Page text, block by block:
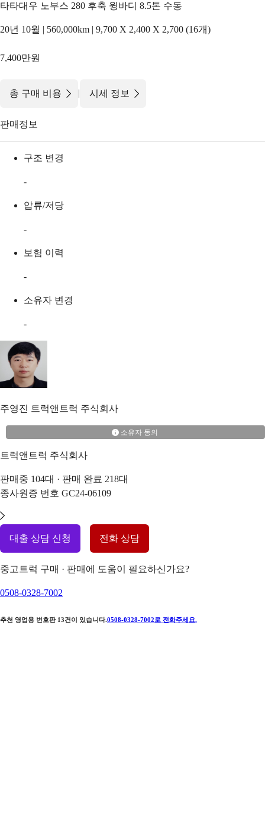
타타대우 노부스 280 후축 윙바디 8.5톤 수동
20년 10월 | 560,000km | 9,700 X 2,400 X 2,700 (16개)
7,400만원
총 구매 비용 | 시세 정보
판매정보
구조 변경
-
압류/저당
-
보험 이력
-
소유자 변경
-
주영진 트럭앤트럭 주식회사
소유자 동의
트럭앤트럭 주식회사
판매중 104대 · 판매 완료 218대
종사원증 번호 GC24-06109
대출 상담 신청 전화 상담
중고트럭 구매 · 판매에 도움이 필요하신가요?
0508-0328-7002
추천 영업용 번호판 13건이 있습니다.0508-0328-7002 로 전화주세요.